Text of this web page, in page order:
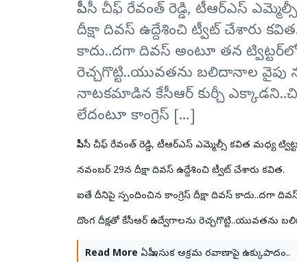
పీసీసీ చీఫ్‌ రేవంత్‌ రెడ్డి, టీఆర్ఎస్‌
దీక్షా దివస్‌ ఉద్దేశించి ట్వీట్ చేశారు
కాదు..దగా దివస్‌ అంటూ తన
రెచ్చగొట్టి..యువతను బలిదానాల వైపు
నాటకమాడిన కేసీఆర్ కుర్చీ
లేదంటూ కాంగ్రెస్ […]
పీసీసీ చీఫ్‌ రేవంత్‌ రెడ్డి, టీఆర్ఎస్‌ ఎమ్మెల్సీ కవిత మధ్య
నవంబర్‌ 29న దీక్షా దివస్‌ ఉద్దేశించి ట్వీట్ చేశారు కవిత.
ఐతే దీనిపై స్పందించిన కాంగ్రెస్‌ దీక్షా దివస్ కాదు..దగా
దొంగ దీక్షతో కేసీఆర్ ఉద్వేగాలను రెచ్చగొట్టి..యువతను
Read More ఏపీ ఇసుక అక్రమ రవాణాపై ఉక్కుపాదం..